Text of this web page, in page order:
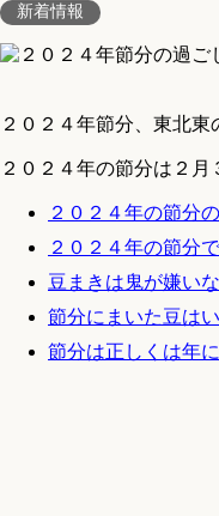
新着情報
２０２４年節分、東北
２０２４年の節分は２
２０２４年の節分
２０２４年の節分
豆まきは鬼が嫌い
節分にまいた豆は
節分は正しくは年